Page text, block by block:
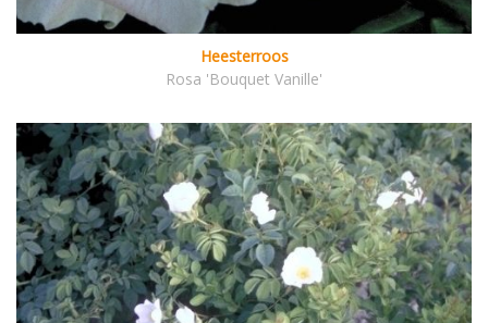
Heesterroos
Rosa 'Bouquet Vanille'